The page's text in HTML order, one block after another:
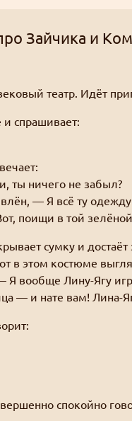
Зайчика и
театр. Идёт
спрашивает:
ты ничего не забыл?
— Я всё ту
поищи в той зелёной
сумку и достаёт
в этом костюме
вообще Лину-Ягу
— и нате вам! Лина-
спокойно